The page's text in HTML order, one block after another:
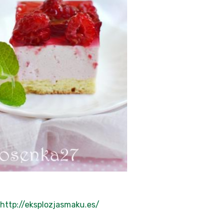
http://eksplozjasmaku.es/